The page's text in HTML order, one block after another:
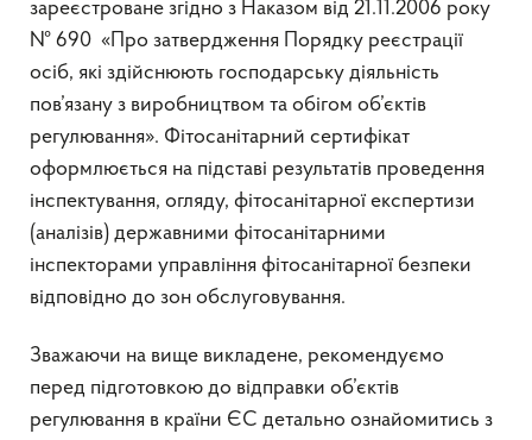
зареєстроване згідно з Наказом від 21.11.2006 року
№ 690 «Про затвердження Порядку реєстрації
осіб, які здійснюють господарську діяльність
пов’язану з виробництвом та обігом об’єктів
регулювання». Фітосанітарний сертифікат
оформлюється на підставі результатів проведення
інспектування, огляду, фітосанітарної експертизи
(аналізів) державними фітосанітарними
інспекторами управління фітосанітарної безпеки
відповідно до зон обслуговування.
Зважаючи на вище викладене, рекомендуємо
перед підготовкою до відправки об’єктів
регулювання в країни ЄС детально ознайомитись з